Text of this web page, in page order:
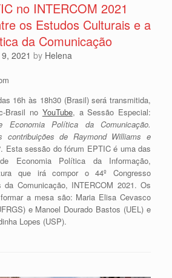
no INTERCOM 2021
os Estudos Culturais e a
da Comunicação
2021 by Helena
16h às 18h30 (Brasil) será transmitida,
Brasil no YouTube, a Sessão Especial:
Economia Política da Comunicação.
contribuições de Raymond Williams e
Esta sessão do fórum EPTIC é uma das
Economia Política da Informação,
que irá compor o 44º Congresso
da Comunicação, INTERCOM 2021. Os
a mesa são: Maria Elisa Cevasco
e Manoel Dourado Bastos (UEL) e
Lopes (USP).